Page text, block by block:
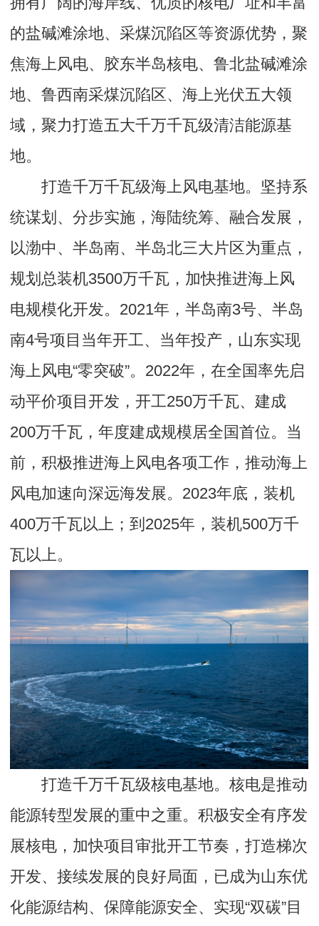
的盐碱滩涂地、采煤沉陷区等资源优势，聚
焦海上风电、胶东半岛核电、鲁北盐碱滩涂
地、鲁西南采煤沉陷区、海上光伏五大领
域，聚力打造五大千万千瓦级清洁能源基
地。
打造千万千瓦级海上风电基地。坚持系
统谋划、分步实施，海陆统筹、融合发展，
以渤中、半岛南、半岛北三大片区为重点，
规划总装机3500万千瓦，加快推进海上风
电规模化开发。2021年，半岛南3号、半岛
南4号项目当年开工、当年投产，山东实现
海上风电“零突破”。2022年，在全国率先启
动平价项目开发，开工250万千瓦、建成
200万千瓦，年度建成规模居全国首位。当
前，积极推进海上风电各项工作，推动海上
风电加速向深远海发展。2023年底，装机
400万千瓦以上；到2025年，装机500万千
瓦以上。
打造千万千瓦级核电基地。核电是推动
能源转型发展的重中之重。积极安全有序发
展核电，加快项目审批开工节奏，打造梯次
开发、接续发展的良好局面，已成为山东优
化能源结构、保障能源安全、实现“双碳”目